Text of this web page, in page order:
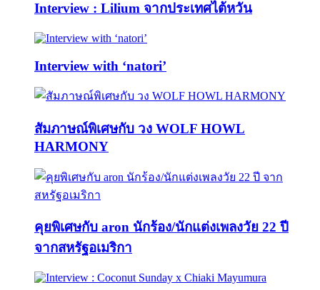
Interview : Lilium จากประเทศไต้หวัน
Interview with ‘natori’
สัมภาษณ์พิเศษกับ วง WOLF HOWL
HARMONY
คุยพิเศษกับ aron นักร้อง/นักแต่งเพลงวัย 22 ปี
จากสหรัฐอเมริกา